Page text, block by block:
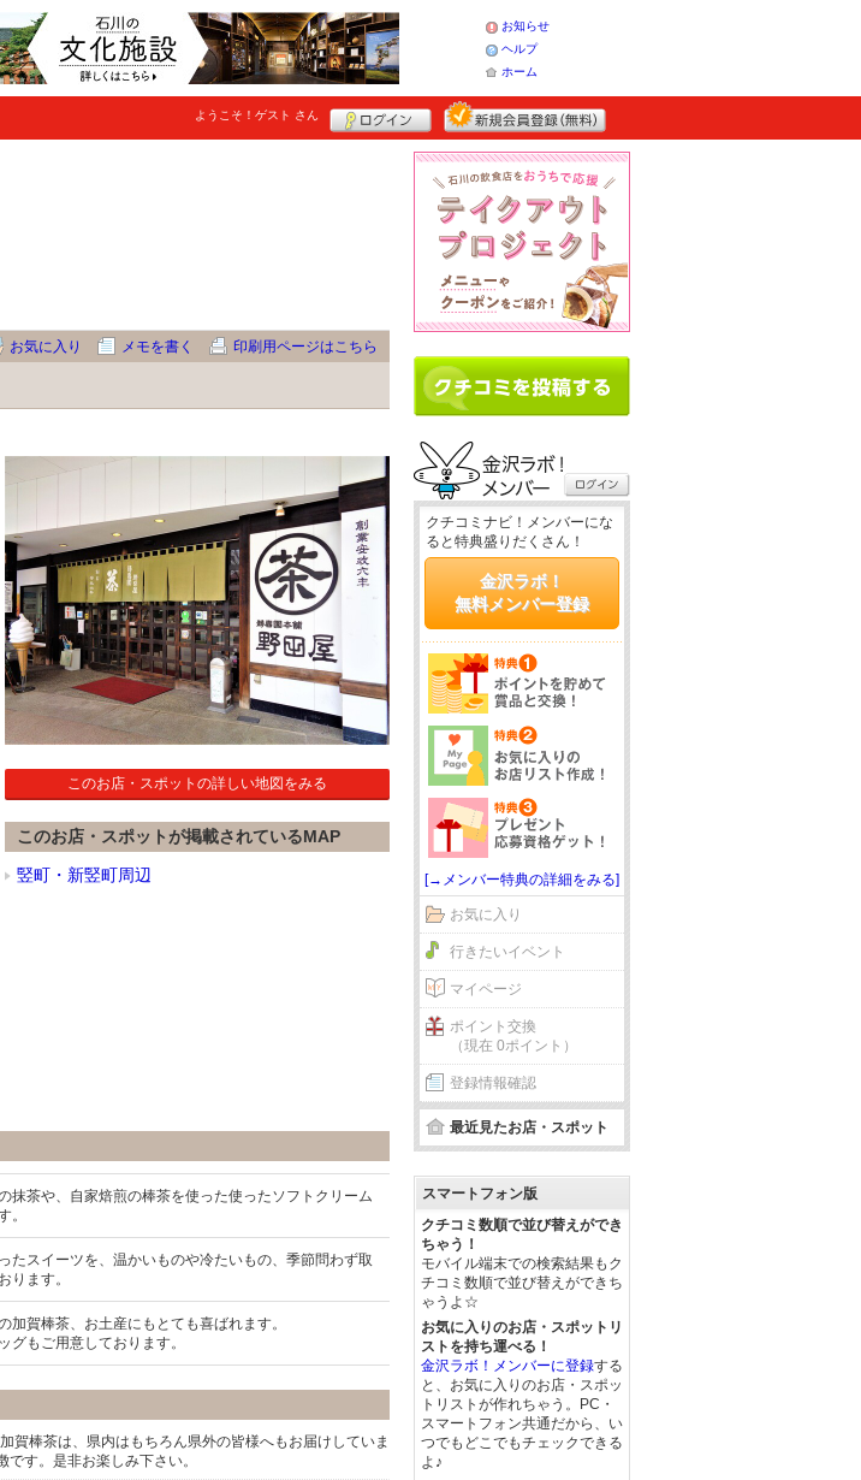
お知らせ
ヘルプ
ホーム
ようこそ！ ゲスト さん
お気に入り メモを書く 印刷用ページはこちら
このお店・スポットの詳しい地図をみる
このお店・スポットが掲載されているMAP
竪町・新竪町周辺
抹茶や、自家焙煎の棒茶を使った使ったソフトクリーム
。
たスイーツを、温かいものや冷たいもの、季節問わず取
ります。
加賀棒茶、お土産にもとても喜ばれます。
グもご用意しております。
賀棒茶は、県内はもちろん県外の皆様へもお届けしていま
す。是非お楽しみ下さい。
クチコミナビ！メンバーにな
ると特典盛りだくさん！
金沢ラボ！
無料メンバー登録
[→メンバー特典の詳細をみる]
お気に入り
行きたいイベント
マイページ
ポイント交換
（現在 0ポイント）
登録情報確認
最近見たお店・スポット
スマートフォン版
クチコミ数順で並び替えができ
ちゃう！
モバイル端末での検索結果もク
チコミ数順で並び替えができち
ゃうよ☆
お気に入りのお店・スポットリ
ストを持ち運べる！
金沢ラボ！メンバーに登録する
と、お気に入りのお店・スポッ
トリストが作れちゃう。PC・
スマートフォン共通だから、い
つでもどこでもチェックできる
よ♪